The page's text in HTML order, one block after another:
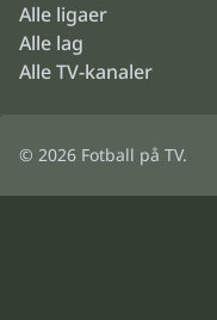
Alle ligaer
Alle lag
Alle TV-kanaler
© 2026 Fotball på TV.